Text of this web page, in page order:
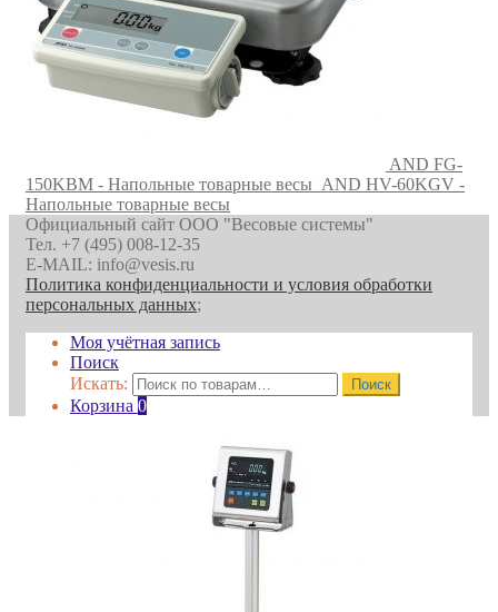
AND FG-
150KBM - Напольные товарные весы AND HV-60KGV -
Напольные товарные весы
Официальный сайт ООО "Весовые системы"
Тел. +7 (495) 008-12-35
E-MAIL: info@vesis.ru
Политика конфиденциальности и условия обработки
персональных данных;
Моя учётная запись
Поиск
Искать:
Поиск
Корзина 0